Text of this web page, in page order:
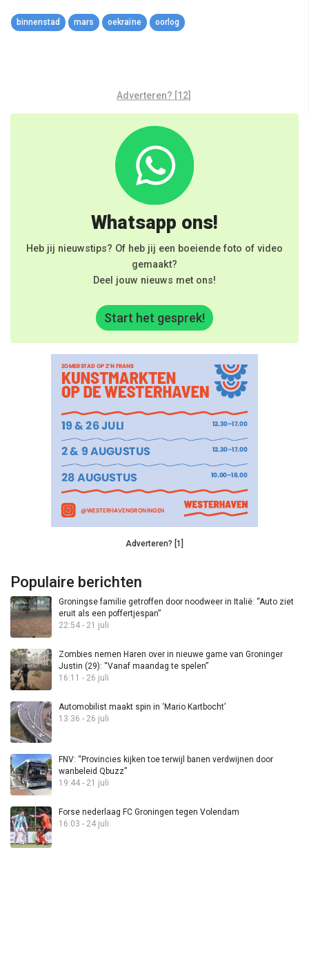
binnenstad mars oekraïne oorlog
Adverteren? [12]
Whatsapp ons!
Heb jij nieuwstips? Of heb jij een boeiende foto of video
gemaakt?
Deel jouw nieuws met ons!
Start het gesprek!
Adverteren? [1]
Populaire berichten
Groningse familie getroffen door noodweer in Italië: “Auto ziet
eruit als een poffertjespan”
22:54 - 21 juli
Zombies nemen Haren over in nieuwe game van Groninger
Justin (29): “Vanaf maandag te spelen”
16:11 - 26 juli
Automobilist maakt spin in ‘Mario Kartbocht’
13:36 - 26 juli
FNV: “Provincies kijken toe terwijl banen verdwijnen door
wanbeleid Qbuzz”
19:44 - 21 juli
Forse nederlaag FC Groningen tegen Volendam
16:03 - 24 juli